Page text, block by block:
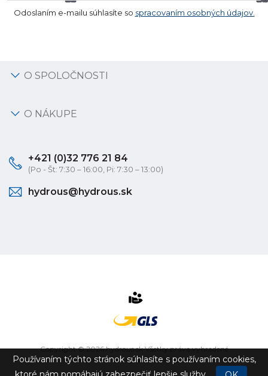
Odoslaním e-mailu súhlasíte so spracovaním osobných údajov.
O SPOLOČNOSTI
O NÁKUPE
+421 (0)32 776 21 84
(Po - Št: 7:30 – 16:00, Pi: 7:30 – 13:00)
hydrous@hydrous.sk
Copyright © 2026 hydrous.sk Všetky práva vyhradené
eshop na mieruvytvorilovibration.sk
Používaním týchto stránok súhlasíte s používaním cookies,